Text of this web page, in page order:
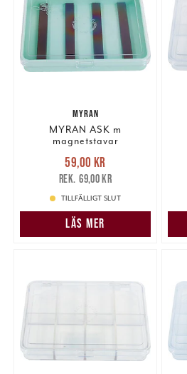
MYRAN
MYRAN ASK m
magnetstavar
Nuvarande pris
59,00 krTidigare pris
69,00 kr
59,00 kr
69,00 kr
TILLFÄLLIGT SLUT
LÄS MER